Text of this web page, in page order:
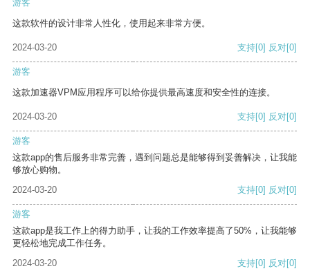
游客
这款软件的设计非常人性化，使用起来非常方便。
2024-03-20 支持[0] 反对[0]
游客
这款加速器VPM应用程序可以给你提供最高速度和安全性的连接。
2024-03-20 支持[0] 反对[0]
游客
这款app的售后服务非常完善，遇到问题总是能够得到妥善解决，让我能
够放心购物。
2024-03-20
支持[0] 反对[0]
游客
这款app是我工作上的得力助手，让我的工作效率提高了50%，让我能够
更轻松地完成工作任务。
2024-03-20
支持[0] 反对[0]